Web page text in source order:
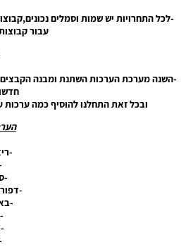
-לכל התחרויות יש שמות וסמלים
עבור
-השנה מערכת הערכות השתנת ומבנה
ובכל זאת התחלנו להוסיף כמה
-
-
-
-